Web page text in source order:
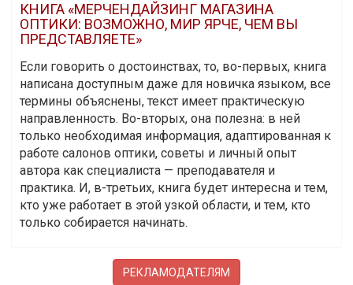
КНИГА «МЕРЧЕНДАЙЗИНГ МАГАЗИНА
ОПТИКИ: ВОЗМОЖНО, МИР ЯРЧЕ, ЧЕМ ВЫ
ПРЕДСТАВЛЯЕТЕ»
Если говорить о достоинствах, то, во-первых, книга
написана доступным даже для новичка языком, все
термины объяснены, текст имеет практическую
направленность. Во-вторых, она полезна: в ней
только необходимая информация, адаптированная к
работе салонов оптики, советы и личный опыт
автора как специалиста — преподавателя и
практика. И, в-третьих, книга будет интересна и тем,
кто уже работает в этой узкой области, и тем, кто
только собирается начинать.
РЕКЛАМОДАТЕЛЯМ